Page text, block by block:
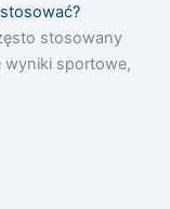
stosowany
wyniki sportowe,